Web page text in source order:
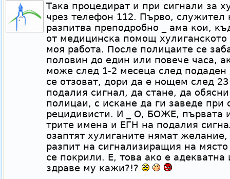
Така процедират и при сигнали за
чрез телефон 112. Първо, служител
разпитва преподробно _ ама кои,
от медицинска помощ хулиганското
моя работа. После полицаите се
половин до един или повече часа,
може след 1-2 месеца след подаден
се отзоват, дори да е нощем след
подалия сигнал, да стане, да
полицаи, с искане да ги заведе при
рецидивисти. И _ О, БОЖЕ, първата
трите имена и ЕГН на подалия
озаптят хулиганите нямат
разпит на сигнализиращия на
се покрили. Е, това ако е адекватна
здраве му кажи?!?